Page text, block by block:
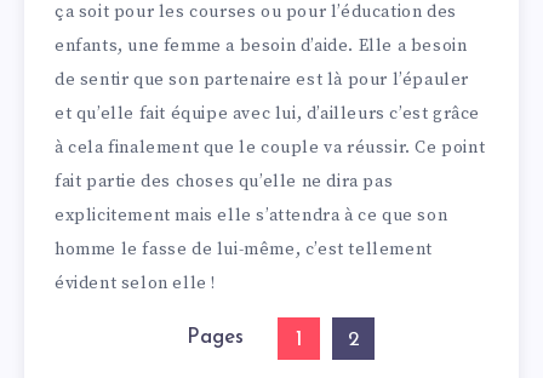
ça soit pour les courses ou pour l’éducation des
enfants, une femme a besoin d’aide. Elle a besoin
de sentir que son partenaire est là pour l’épauler
et qu’elle fait équipe avec lui, d’ailleurs c’est grâce
à cela finalement que le couple va réussir. Ce point
fait partie des choses qu’elle ne dira pas
explicitement mais elle s’attendra à ce que son
homme le fasse de lui-même, c’est tellement
évident selon elle !
Pages 1 2